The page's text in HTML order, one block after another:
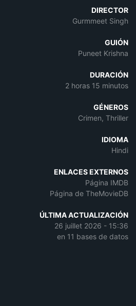
DIRECTOR
Gurmmeet Singh
GUIÓN
Puneet Krishna
DURACIÓN
2 horas 15 minutos
GÉNEROS
Crimen, Thriller
IDIOMA
Hindi
ENLACES EXTERNOS
Página IMDB
Página de TheMovieDB
ÚLTIMA ACTUALIZACIÓN
26 juillet 2026 - 15:36
en 11 bases de datos